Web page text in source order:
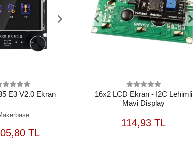
E3 V2.0 Ekran
TL
SEPETE
EKLE
16x2 LCD Ekran - I2C Lehimli
Mavi Display
114,93 TLSEPETE
EKLE